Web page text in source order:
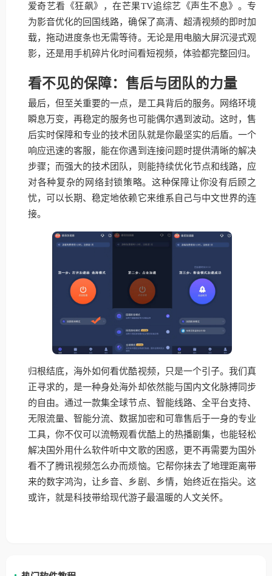
爱奇艺看《狂飙》，在芒果TV追综艺《声生不息》。专
为影音优化的回国线路，确保了高清、超清视频的即时加
载，拖动进度条也无需等待。无论是用电脑大屏沉浸式观
影，还是用手机碎片化时间看短视频，体验都完整回归。
看不见的保障：售后与团队的力量
最后，但至关重要的一点，是工具背后的服务。网络环境
瞬息万变，再稳定的服务也可能偶尔遇到波动。这时，售
后实时保障和专业的技术团队就是你最坚实的后盾。一个
响应迅速的客服，能在你遇到连接问题时提供清晰的解决
步骤；而强大的技术团队，则能持续优化节点和线路，应
对各种复杂的网络封锁策略。这种保障让你没有后顾之
忧，可以长期、稳定地依赖它来维系自己与中文世界的连
接。
归根结底，海外如何看优酷视频，只是一个引子。我们真
正寻求的，是一种身处海外却依然能与国内文化脉搏同步
的自由。通过一款集全球节点、智能线路、全平台支持、
无限流量、智能分流、数据加密和可靠售后于一身的专业
工具，你不仅可以流畅观看优酷上的热播剧集，也能轻松
解决国外用什么软件听中文歌的困惑，更不再需要为国外
看不了腾讯视频怎么办而烦恼。它帮你抹去了地理距离带
来的数字鸿沟，让乡音、乡剧、乡情，始终近在指尖。这
或许，就是科技带给现代游子最温暖的人文关怀。